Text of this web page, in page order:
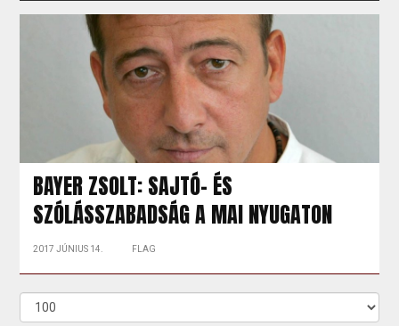
BAYER ZSOLT: SAJTÓ- ÉS
SZÓLÁSSZABADSÁG A MAI NYUGATON
2017 JÚNIUS 14. FLAG